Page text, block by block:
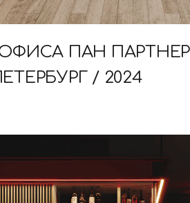
ПАН
/ 2024